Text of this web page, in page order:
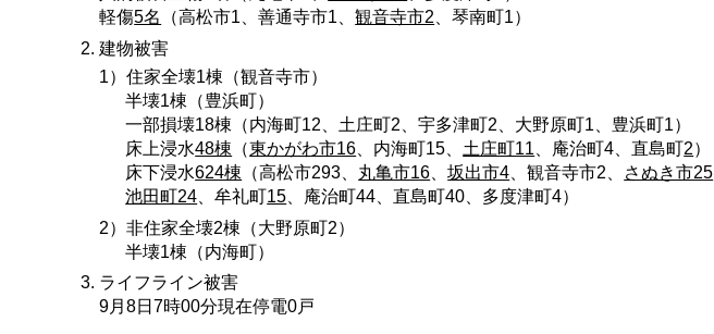
軽傷5名 （高松市1、善通寺市1、観音寺市2 、琴南町1）
建物被害
1）住家全壊1棟（観音寺市）
半壊1棟（豊浜町）
一部損壊18棟（内海町12、土庄町2、宇多津町2、大野原町1、豊浜町1）
床上浸水48棟 （東かがわ市16、内海町15、土庄町11、庵治町4、直島町2）
床下浸水624棟 （高松市293、 丸亀市16、坂出市4、観音寺市2、 さぬき市25
池田町24、牟礼町 15、庵治町44、直島町40、多度津町4）
2）非住家全壊2棟（大野原町2）
半壊1棟（内海町）
ライフライン被害
9月8日7時00分現在停電0戸